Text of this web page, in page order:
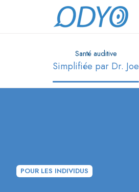
Santé auditive
Simplifiée par Dr. Joe
POUR LES INDIVIDUS